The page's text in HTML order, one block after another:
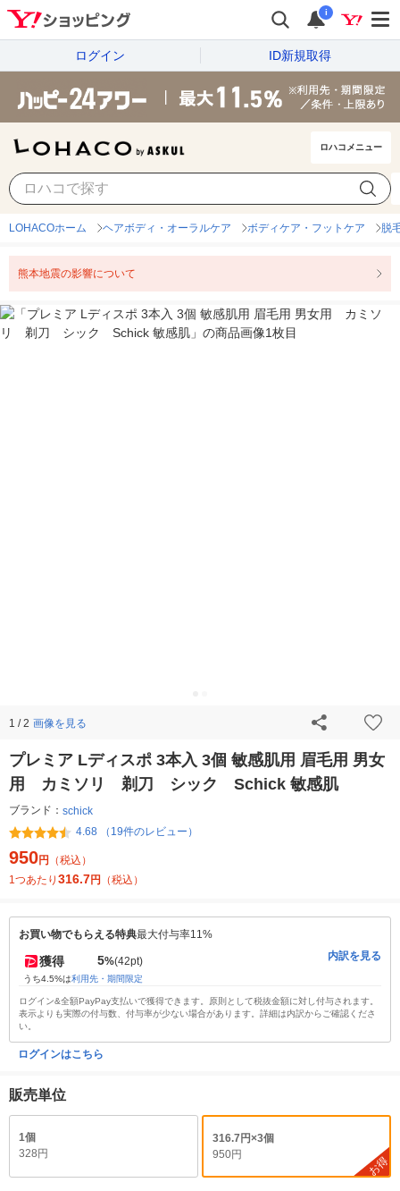
i
ログイン ID新規取得
ロハコメニュー
LOHACOホーム ヘアボディ・オーラルケア ボディケア・フットケア 脱
熊本地震の影響について
1 / 2 画像を見る
プレミア Lディスポ 3本入 3個 敏感肌用 眉毛用 男女
用 カミソリ 剃刀 シック Schick 敏感肌
ブランド： schick
4.68 （19件のレビュー）
950円
（税込）
1つあたり 316.7円 （税込）
お買い物でもらえる特典最大付与率11%
獲得 5%(42pt)
うち4.5%は利用先・期間限定
内訳を見る
ログイン&全額PayPay支払いで獲得できます。原則として税抜金額に対し付与されます。
表示よりも実際の付与数、付与率が少ない場合があります。詳細は内訳からご確認くださ
い。
ログインはこちら
販売単位
1個
328円
316.7円×3個
950円
お得